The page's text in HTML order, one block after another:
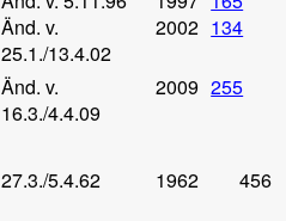
Änd. v.
25.1./13.4.02
2002 134
Änd. v.
16.3./4.4.09
2009 255
27.3./5.4.62 1962 456